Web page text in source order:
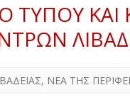
ΤΥΠΟΥ ΚΑΙ
, ΝΕΑ ΤΗΣ